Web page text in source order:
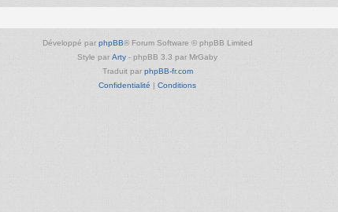
Développé par phpBB® Forum Software © phpBB Limited
Style par Arty - phpBB 3.3 par MrGaby
Traduit par phpBB-fr.com
Confidentialité | Conditions